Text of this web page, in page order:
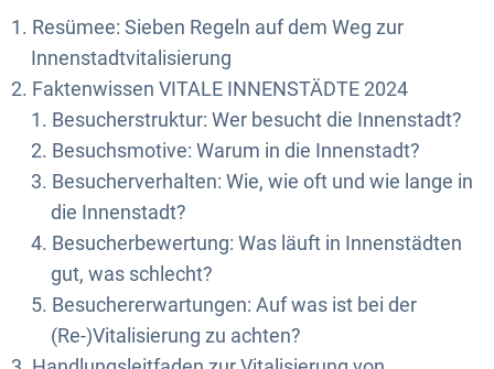
Resümee: Sieben Regeln auf dem Weg zur
Innenstadtvitalisierung
Faktenwissen VITALE INNENSTÄDTE 2024
Besucherstruktur: Wer besucht die Innenstadt?
Besuchsmotive: Warum in die Innenstadt?
Besucherverhalten: Wie, wie oft und wie lange in
die Innenstadt?
Besucherbewertung: Was läuft in Innenstädten
gut, was schlecht?
Besuchererwartungen: Auf was ist bei der
(Re-)Vitalisierung zu achten?